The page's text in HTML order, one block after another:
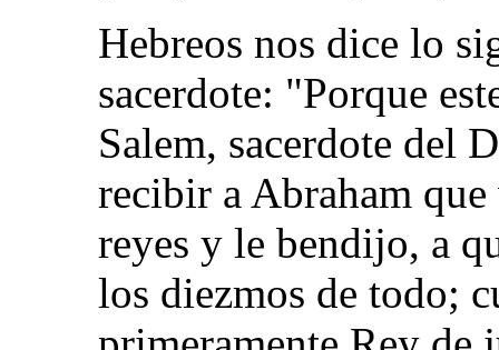
Hebreos nos dice lo
sacerdote: "Porque
Salem, sacerdote del
recibir a Abraham
reyes y le bendijo, a
los diezmos de todo;